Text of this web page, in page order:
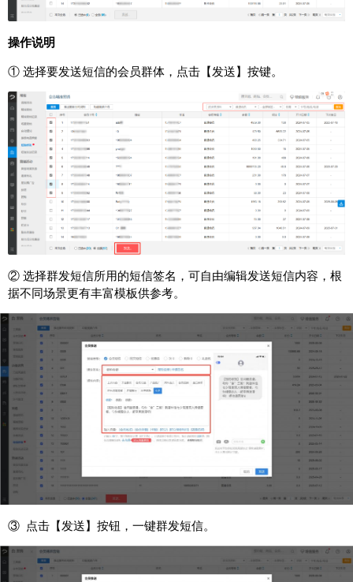
操作说明
① 选择要发送短信的会员群体，点击【发送】按键。
② 选择群发短信所用的短信签名，可自由编辑发送短信内容，根
据不同场景更有丰富模板供参考。
③ 点击【发送】按钮，一键群发短信。